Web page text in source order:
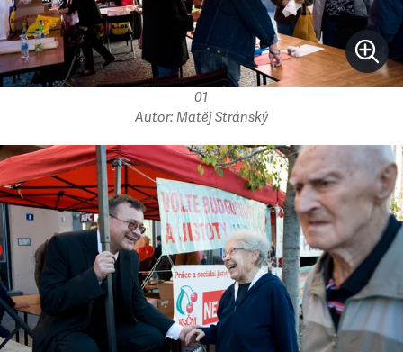
01
Autor: Matěj Stránský